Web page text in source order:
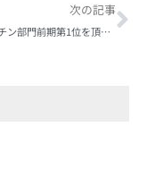
次の記事
中高級キッチン部門前期第1位を頂きました